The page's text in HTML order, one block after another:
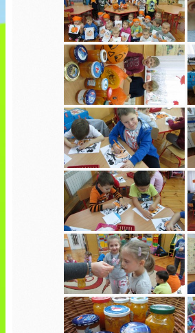
pierniczków
WIGILIA- WIEWIÓRKI
Mikołajki
Dzień misia
Nasz pierwszy
zimowy spacer
Dzień Piżamy
Spotkanie z Paniami
z Poradni
Psychologiczno-
Pedagogicznej w
Lipnie
Spotkanie z Panem
Jerzym Kowalskim z
Biblioteki w Skępem
DZIEŃ CHŁOPAKA
Pierwszy dzień
jesieni
Dzień przedszkolaka
Dzień
EKO
torby
Bal
Plakat
WOŚP
Nasze
grafiti
WIGILIA
Dzień
Misia